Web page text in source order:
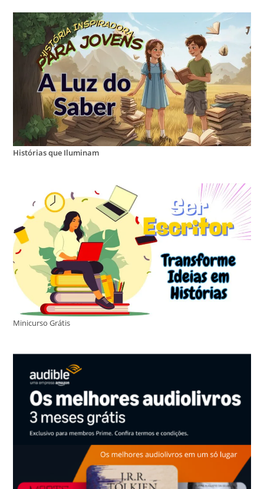
Histórias que Iluminam
Minicurso Grátis